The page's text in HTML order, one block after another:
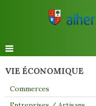
VIE ÉCONOMIQUE
Commerces